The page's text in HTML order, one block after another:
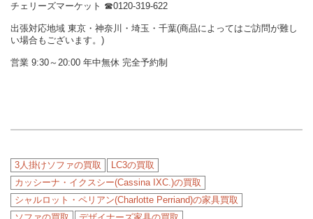
チェリーズマーケット ☎︎0120-319-622
出張対応地域 東京・神奈川・埼玉・千葉(商品によってはご訪問が難し
い場合もございます。)
営業 9:30～20:00 年中無休 完全予約制
3人掛けソファの買取
LC3の買取
カッシーナ・イクスシー(Cassina IXC.)の買取
シャルロット・ペリアン(Charlotte Perriand)の家具買取